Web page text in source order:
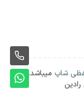
شاپ میباشد.